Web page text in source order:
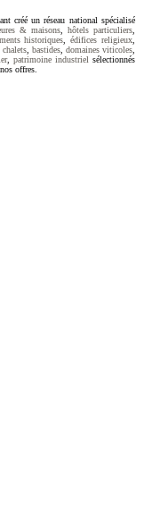
créé un réseau national spécialisé
& maisons, hôtels particuliers,
historiques,édifices religieux,
chalets, bastides, domaines viticoles,
,patrimoine industriel sélectionnés
offres.